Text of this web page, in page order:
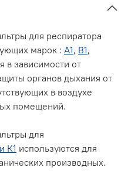
для респиратора
марок : А1, В1,
в зависимости от
органов дыхания от
в воздухе
помещений.
для
К1 используются для
производных.